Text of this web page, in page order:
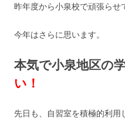
昨年度から小泉校で頑張らせ
今年はさらに思います。
本気で小泉地区の
い！
先日も、自習室を積極的利用